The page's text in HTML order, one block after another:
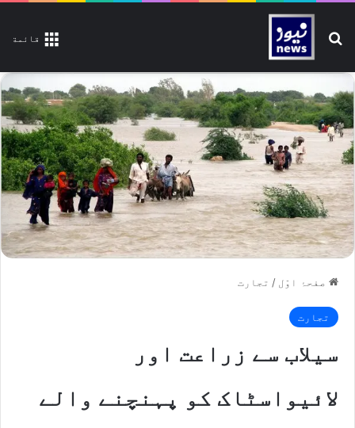
قائمة تلاش کیجیے
صفحۂ اوّل / تجارت
تجارت
سیلاب سے زراعت اور
لائیواسٹاک کو پہنچنے والے